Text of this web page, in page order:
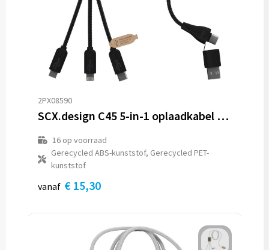
2PX08590
SCX.design C45 5-in-1 oplaadkabel van rPET met gegevensoverdracht
16op voorraad
Gerecycled ABS-kunststof, Gerecycled PET-
kunststof
vanaf € 15,30